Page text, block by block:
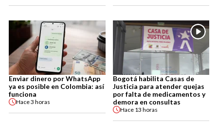
Enviar dinero por WhatsApp
ya es posible en Colombia: así
funciona
Hace3 horas
Bogotá habilita Casas de
Justicia para atender quejas
por falta de medicamentos y
demora en consultas
Hace 13 horas